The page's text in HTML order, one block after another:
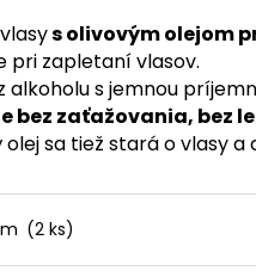
s olivovým olejom
pri zapletaní vlasov.
alkoholu s jemnou
bez zaťažovania, bez
olej sa tiež stará o vlasy
(2 ks)